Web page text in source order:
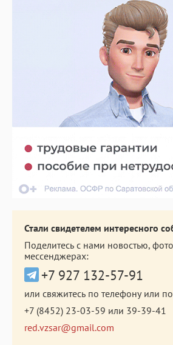
Стали свидетелем интересного
Поделитесь с нами новостью,
мессенджерах:
+7 927 132-57-91
или свяжитесь по телефону или
+7 (8452) 23-03-59 или 39-39-41
red.vzsar@gmail.com